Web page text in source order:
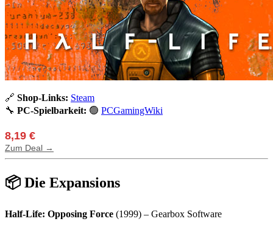
🔗 Shop-Links: Steam
🔧 PC-Spielbarkeit: 🟢 PCGamingWiki
8,19 €
Zum Deal →
📦 Die Expansions
Half-Life: Opposing Force (1999) – Gearbox Software